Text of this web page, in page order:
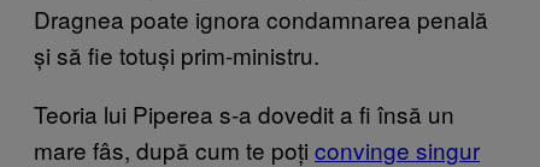
Dragnea poate ignora condamnarea penală
și să fie totuși prim-ministru.
Teoria lui Piperea s-a dovedit a fi însă un
mare fâs, după cum te poți convinge singur